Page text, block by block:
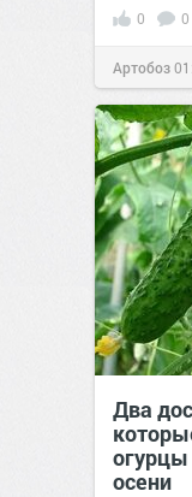
0 0
Артобоз
Два
осени